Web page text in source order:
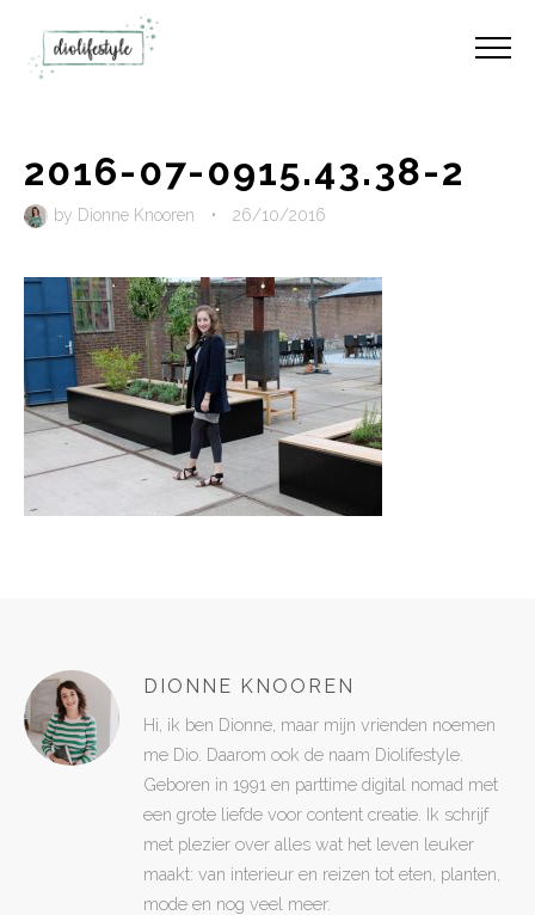
2016-07-0915.43.38-2
by Dionne Knooren • 26/10/2016
DIONNE KNOOREN
Hi, ik ben Dionne, maar mijn vrienden noemen
me Dio. Daarom ook de naam Diolifestyle.
Geboren in 1991 en parttime digital nomad met
een grote liefde voor content creatie. Ik schrijf
met plezier over alles wat het leven leuker
maakt: van interieur en reizen tot eten, planten,
mode en nog veel meer.